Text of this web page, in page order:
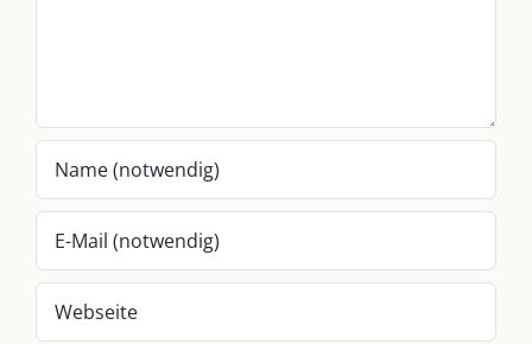
„Unser Kulmbach e. V.“– Der Händlerzusammenschluss der Stadt
„Stadt Kulmbach“– Offizielles Portal unserer Heimat
Lebenslust Akademie Kulmbach